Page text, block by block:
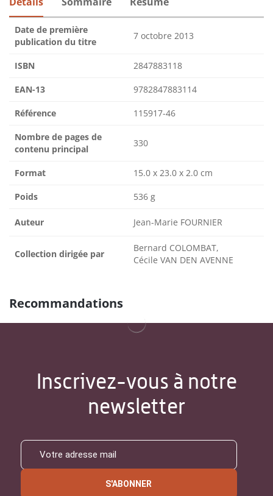
Date de première
publication du titre
7 octobre 2013
ISBN 2847883118
EAN-13 9782847883114
Référence 115917-46
Nombre de pages de
contenu principal
330
Format 15.0 x 23.0 x 2.0 cm
Poids 536 g
Auteur Jean-Marie FOURNIER
Collection dirigée par
Bernard COLOMBAT,
Cécile VAN DEN AVENNE
Recommandations
Inscrivez-vous à notre
newsletter
S'ABONNER